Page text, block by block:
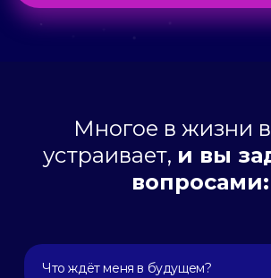
Многое в жизни
устраивает, и вы
вопросами:
Что ждёт меня в будущем?